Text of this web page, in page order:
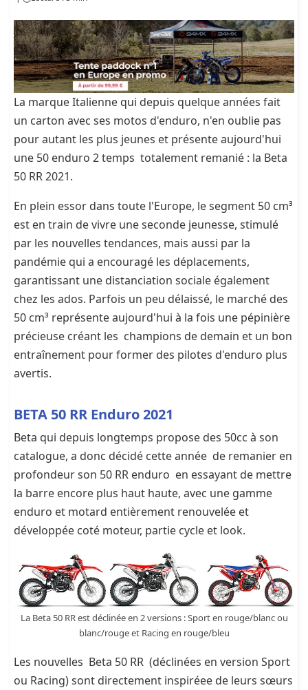
La marque Italienne qui depuis quelque années fait
un carton avec ses motos d'enduro, n'en oublie pas
pour autant les plus jeunes et présente aujourd'hui
une 50 enduro 2 temps totalement remanié : la Beta
50 RR 2021.
En plein essor dans toute l'Europe, le segment 50 cm³
est en train de vivre une seconde jeunesse, stimulé
par les nouvelles tendances, mais aussi par la
pandémie qui a encouragé les déplacements,
garantissant une distanciation sociale également
chez les ados. Parfois un peu délaissé, le marché des
50 cm³ représente aujourd'hui à la fois une pépinière
précieuse créant les champions de demain et un bon
entraînement pour former des pilotes d'enduro plus
avertis.
BETA 50 RR Enduro 2021
Beta qui depuis longtemps propose des 50cc à son
catalogue, a donc décidé cette année de remanier en
profondeur son 50 RR enduro en essayant de mettre
la barre encore plus haut haute, avec une gamme
enduro et motard entièrement renouvelée et
développée coté moteur, partie cycle et look.
La Beta 50 RR est déclinée en 2 versions : Sport en rouge/blanc ou
blanc/rouge et Racing en rouge/bleu
Les nouvelles Beta 50 RR (déclinées en version Sport
ou Racing) sont directement inspiréee de leurs sœurs